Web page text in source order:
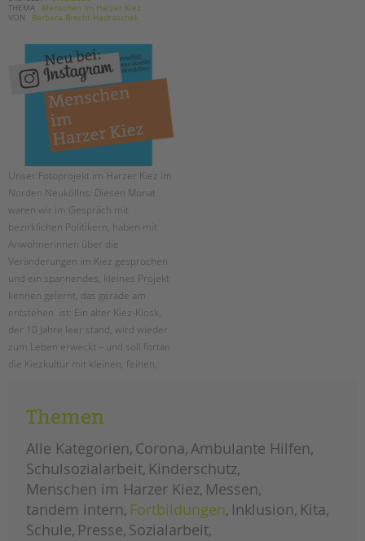
PRESSE
Magazin
KONTAKT
Impressum
Datenschutz
Hinweisgebersystem
Intranet
THEMA
Menschen im Harzer Kiez
VON
Barbara Brecht-Hadraschek
Unser Fotoprojekt im Harzer Kiez im
Norden Neuköllns: Diesen Monat
waren wir im Gespräch mit
bezirklichen Politikern, haben mit
Anwohnerinnen über die
Veränderungen im Kiez gesprochen
und ein spannendes, kleines Projekt
kennen gelernt, das gerade am
entstehen ist: Ein alter Kiez-Kiosk,
der 10 Jahre leer stand, wird wieder
zum Leben erweckt – und soll fortan
die Kiezkultur mit kleinen, feinen,
ausdrücklich erwünscht!
weiterlesenmenschen
im
harzer
kiez:
januar
Themen
Alle Kategorien Corona Ambulante Hilfen
Schulsozialarbeit Kinderschutz
Menschen im Harzer Kiez Messen
tandem intern Fortbildungen Inklusion Kita
Schule Presse Sozialarbeit